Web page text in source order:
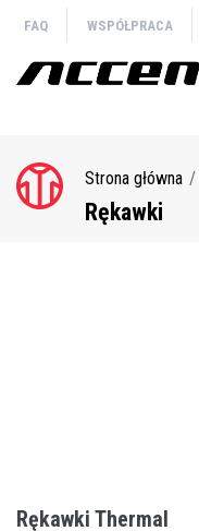
treści
FAQ WSPÓŁPRACA
Ścieżka
nawigacyjna
Strona główna
Rękawki
Rękawki Thermal